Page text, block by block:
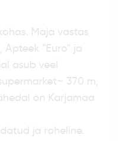
Maja vastas
Apteek "Euro" ja
asub veel
370 m,
on Karjamaa
ja roheline.